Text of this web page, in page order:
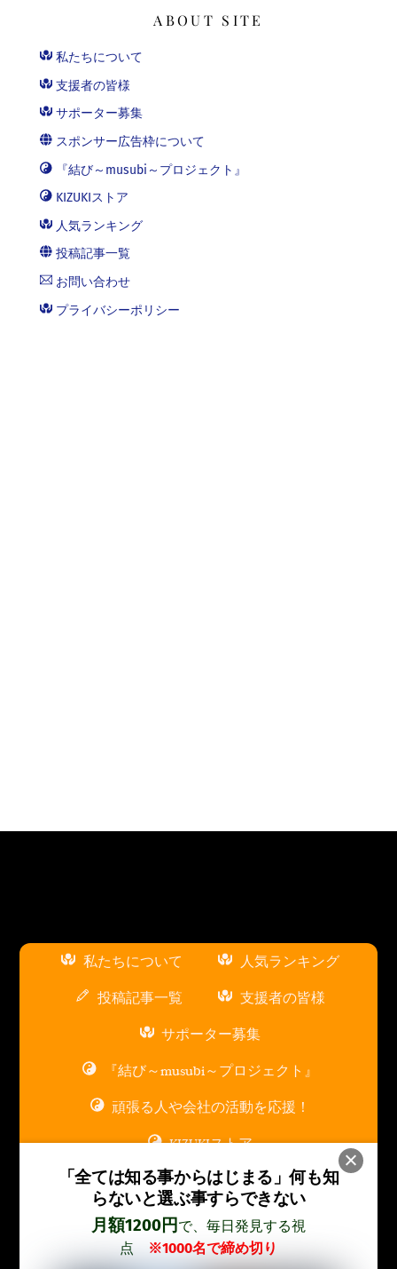
ABOUT SITE
私たちについて
支援者の皆様
サポーター募集
スポンサー広告枠について
『結び～musubi～プロジェクト』
KIZUKIストア
人気ランキング
投稿記事一覧
お問い合わせ
プライバシーポリシー
私たちについて 人気ランキング
投稿記事一覧 支援者の皆様
サポーター募集
『結び～musubi～プロジェクト』
頑張る人や会社の活動を応援！
KIZUKIストア
スポンサー広告枠について
お問い合わせ
「全ては知る事からはじまる」何も知
らないと選ぶ事すらできない
月額1200円 で、毎日発見する視
点
※1000名で締め切り